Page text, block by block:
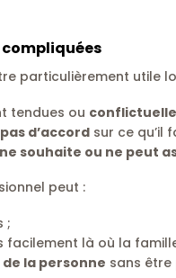
particulièrement utile
tendues ou
pas d’accord sur ce qu’il
ne souhaite ou ne peut
peut :
;
facilement là où la
de la personne sans être